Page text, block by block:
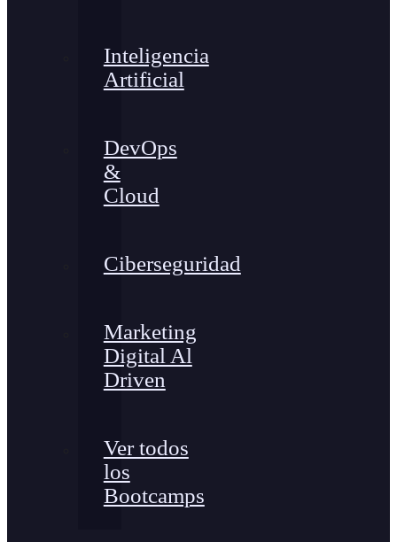
Inteligencia
Artificial
DevOps
&
Cloud
Ciberseguridad
Marketing
Digital Al
Driven
Ver todos
los
Bootcamps